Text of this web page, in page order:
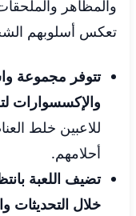
والمظاهر
تعكس أسلوبهم
تتوفر مجموعة
والإكسسوارات
للاعبين خلط
أحلامهم.
تضيف اللعبة
خلال التحديثات